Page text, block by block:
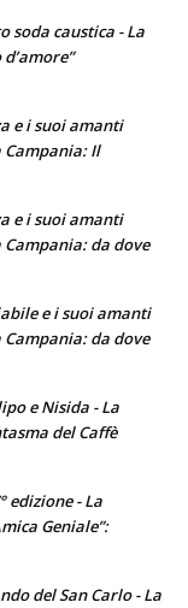
soda caustica - La
e i suoi amanti
Campania: Il
e i suoi amanti
Campania: da dove
e i suoi amanti
Campania: da dove
e Nisida - La
del Caffè
edizione - La
Geniale”:
del San Carlo - La